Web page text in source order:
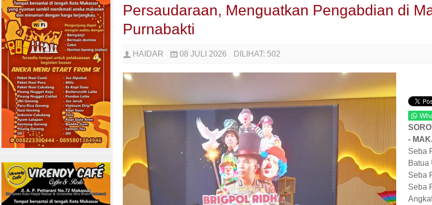
Persaudaraan, Menguatkan Pengabdian di
Purnabakti
HAIDAR 08 JULI 2026 DILIHAT: 502
-
Seba
Batua
Seba
Seba